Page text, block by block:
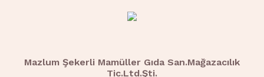
Mazlum Şekerli Mamüller Gıda San.Mağazacılık
Tic.Ltd.Şti.